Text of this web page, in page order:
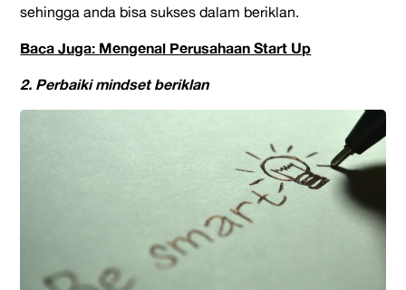
sehingga anda bisa sukses dalam beriklan.
Baca Juga: Mengenal Perusahaan Start Up
2. Perbaiki mindset beriklan